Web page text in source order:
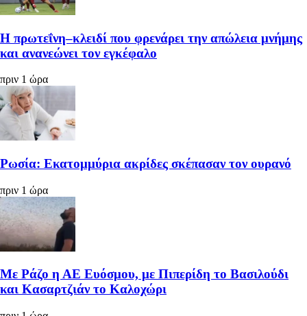
Η πρωτεΐνη–κλειδί που φρενάρει την απώλεια μνήμης
και ανανεώνει τον εγκέφαλο
πριν 1 ώρα
Ρωσία: Εκατομμύρια ακρίδες σκέπασαν τον ουρανό
πριν 1 ώρα
Με Ράζο η ΑΕ Ευόσμου, με Πιπερίδη το Βασιλούδι
και Κασαρτζιάν το Καλοχώρι